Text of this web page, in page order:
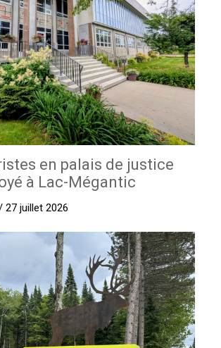
en palais de justice
à Lac-Mégantic
27 juillet 2026